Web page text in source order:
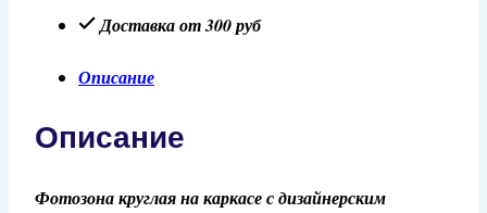
Доставка от 300 руб
Описание
Описание
Фотозона круглая на каркасе с дизайнерским